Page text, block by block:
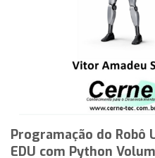
Programação do Robô
EDU com Python